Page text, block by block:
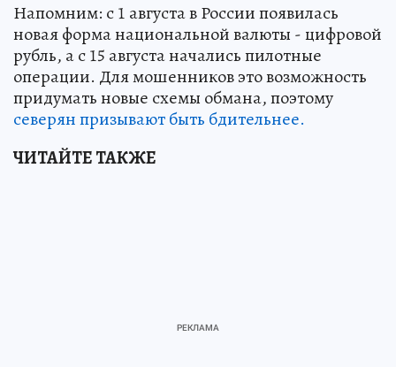
Напомним: с 1 августа в России появилась
новая форма национальной валюты - цифровой
рубль, а с 15 августа начались пилотные
операции. Для мошенников это возможность
придумать новые схемы обмана, поэтому
северян призывают быть бдительнее.
ЧИТАЙТЕ ТАКЖЕ